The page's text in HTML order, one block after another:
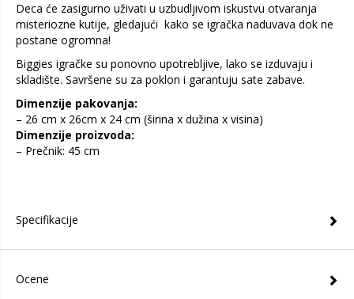
Deca će zasigurno uživati u uzbudljivom iskustvu otvaranja
misteriozne kutije, gledajući kako se igračka naduvava dok ne
postane ogromna!
Biggies igračke su ponovno upotrebljive, lako se izduvaju i
skladište. Savršene su za poklon i garantuju sate zabave.
Dimenzije pakovanja:
– 26 cm x 26cm x 24 cm (širina x dužina x visina)
Dimenzije proizvoda:
– Prečnik: 45 cm
Specifikacije
Ocene